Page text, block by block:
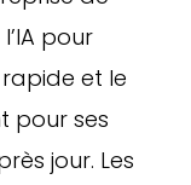
pour
et le
pour ses
jour. Les